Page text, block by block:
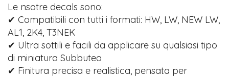
Le nsotre decals sono:
✔ Compatibili con tutti i formati: HW, LW, NEW LW,
AL1, 2K4, T3NEK
✔ Ultra sottili e facili da applicare su qualsiasi tipo
di miniatura Subbuteo
✔ Finitura precisa e realistica, pensata per